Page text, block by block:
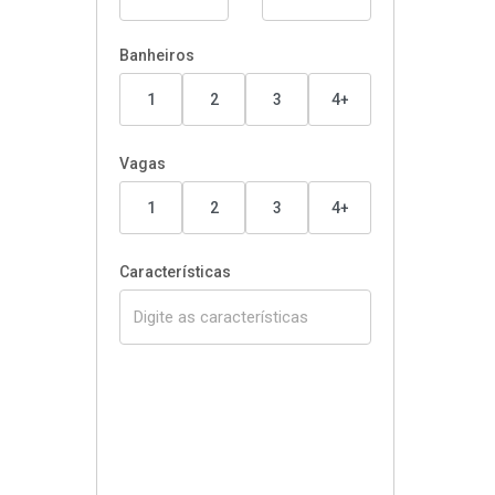
Banheiros
1 2 3 4+
Vagas
1 2 3 4+
Características